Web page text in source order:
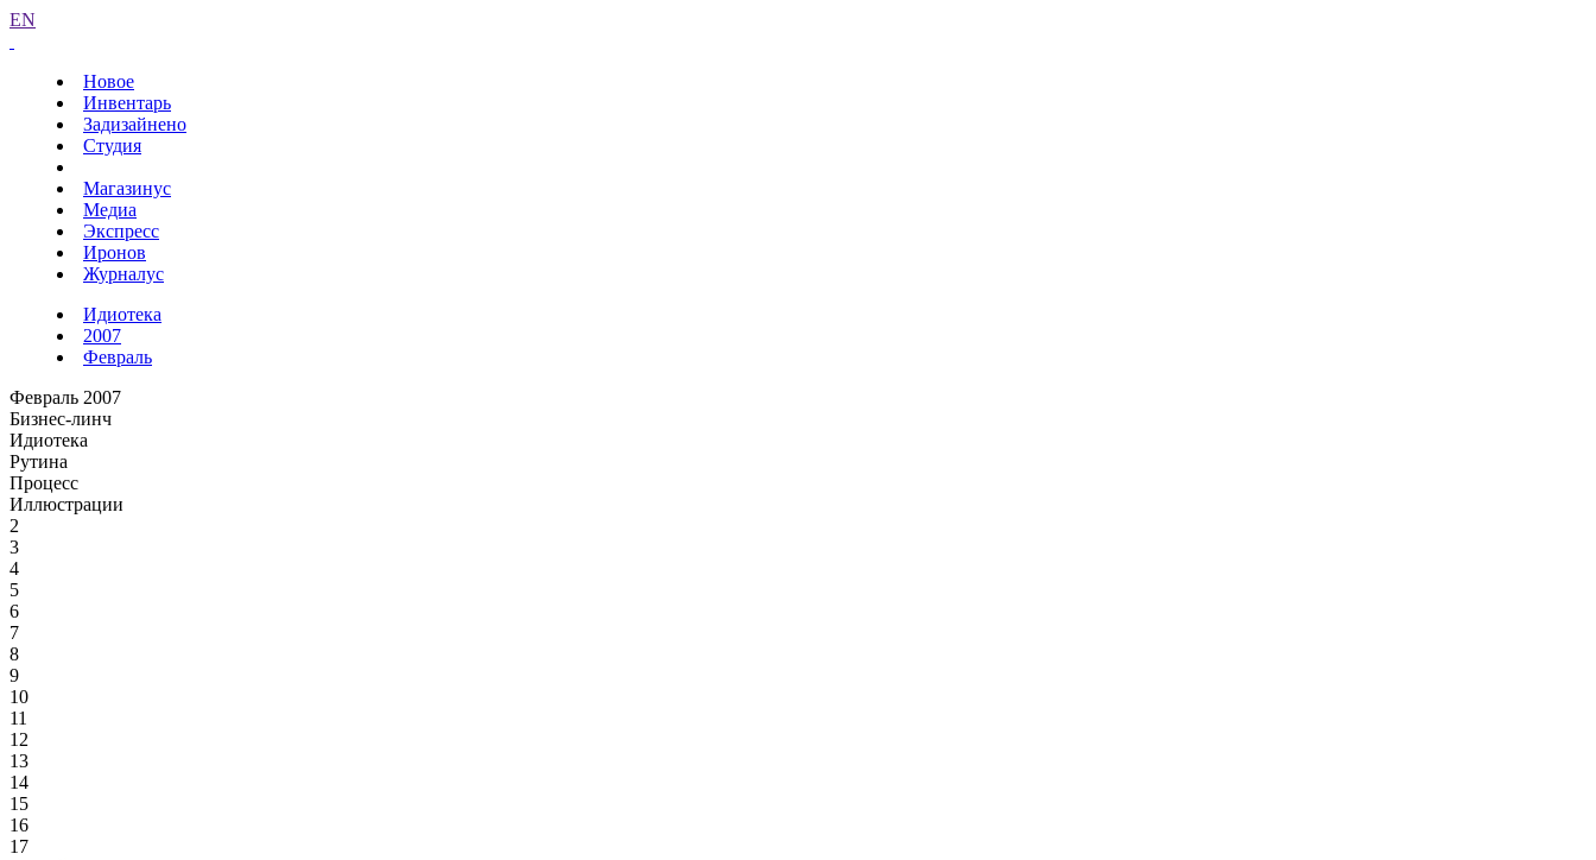
EN
Новое
Инвентарь
Задизайнено
Студия
Магазинус
Медиа
Экспресс
Иронов
Журналус
Идиотека
2007
Февраль
Февраль 2007
Бизнес-линч
Идиотека
Рутина
Процесс
Иллюстрации
2
3
4
5
6
7
8
9
10
11
12
13
14
15
16
17